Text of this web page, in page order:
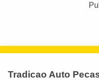
Tradicao Auto